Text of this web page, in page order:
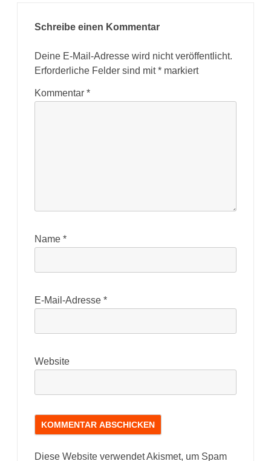
Schreibe einen Kommentar
Deine E-Mail-Adresse wird nicht veröffentlicht.
Erforderliche Felder sind mit* markiert
Kommentar *
Name *
E-Mail-Adresse *
Website
Diese Website verwendet Akismet, um Spam